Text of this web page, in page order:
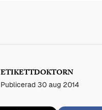
ETIKETTDOKTORN
Publicerad 30 aug 2014